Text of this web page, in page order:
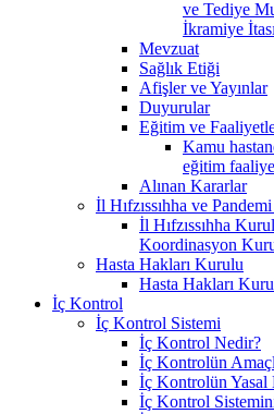
ve Tediye
İkramiye
Mevzuat
Sağlık Etiği
Afişler ve Yayınlar
Duyurular
Eğitim ve
Kamu
eğitim
Alınan Kararlar
İl Hıfzıssıhha ve
İl Hıfzıssıhha
Koordinasyon
Hasta Hakları Kurulu
Hasta Hakları
İç Kontrol
İç Kontrol Sistemi
İç Kontrol Nedir?
İç Kontrolün
İç Kontrolün Yasal
İç Kontrol